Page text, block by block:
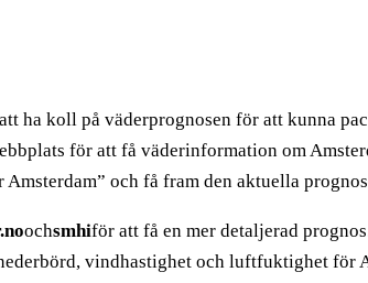
ha koll på väderprognosen för att kunna
för att få väderinformation om
och få fram den aktuella
ochsmhiför att få en mer detaljerad
vindhastighet och luftfuktighet för